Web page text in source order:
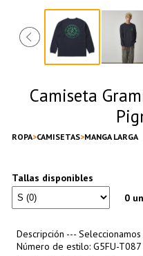
Camiseta
ROPA CAMISETAS MANGA LARGA
Tallas disponibles
0
Descripción ---
Número de estilo: G5FU-T087